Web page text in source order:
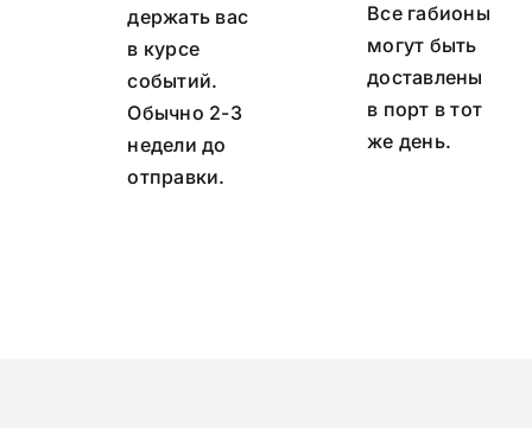
держать вас
в курсе
событий.
Обычно 2-3
недели до
отправки.
Все габионы
могут быть
доставлены
в порт в тот
же день.